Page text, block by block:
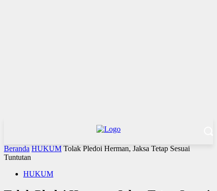
Beranda HUKUM Tolak Pledoi Herman, Jaksa Tetap Sesuai
Tuntutan
HUKUM